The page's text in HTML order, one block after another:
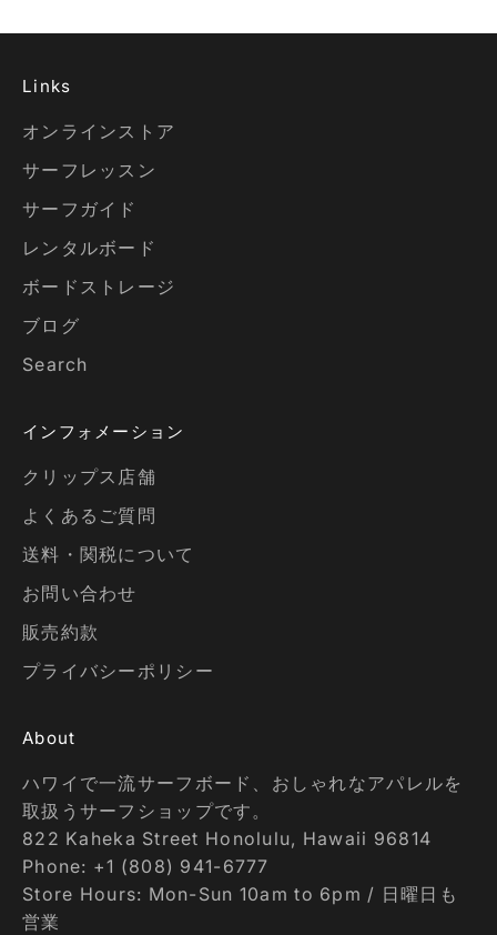
Links
オンラインストア
サーフレッスン
サーフガイド
レンタルボード
ボードストレージ
ブログ
Search
インフォメーション
クリップス店舗
よくあるご質問
送料・関税について
お問い合わせ
販売約款
プライバシーポリシー
About
ハワイで一流サーフボード、おしゃれなアパレルを
取扱うサーフショップです。
822 Kaheka Street Honolulu, Hawaii 96814
Phone: +1 (808) 941-6777
Store Hours: Mon-Sun 10am to 6pm / 日曜日も
営業